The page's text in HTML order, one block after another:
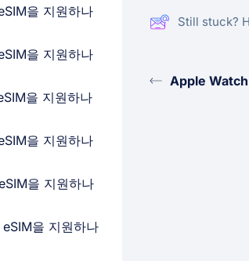
을 지원하나
을 지원하나
을 지원하나
을 지원하나
을 지원하나
을 지원하나
Still stuck?
Apple Watch